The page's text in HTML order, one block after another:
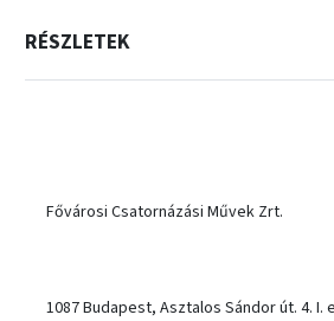
RÉSZLETEK
Fővárosi Csatornázási Művek Zrt.
1087 Budapest, Asztalos Sándor út. 4. I.